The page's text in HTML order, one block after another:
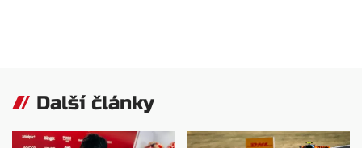
Další články